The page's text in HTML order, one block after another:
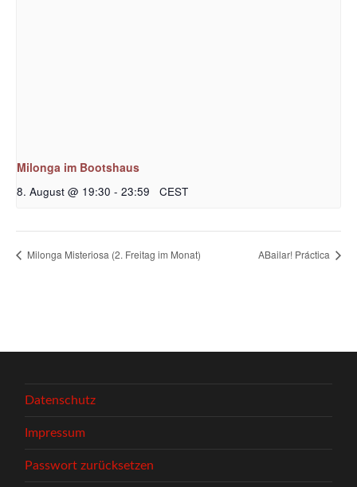
Milonga im Bootshaus
8. August @ 19:30 - 23:59 CEST
Milonga Misteriosa (2. Freitag im Monat) ABailar! Práctica
Datenschutz
Impressum
Passwort zurücksetzen